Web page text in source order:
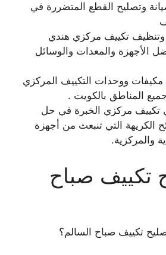
وتصليح القطع المتضررة في
تكييف مركزي هندي
الأجهزة والمعدات والوسائل
مكيفات ووحدات التكييف المركزي
تكييف مركزي الخبرة في حل
الكريهة التي تنبعث من أجهزة
والمركزية.
تكييف صباح
تكييف صباح السالم؟